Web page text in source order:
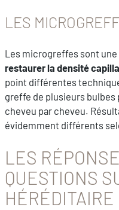
LES
Les microgreffes sont
restaurer la densité
point différentes
greffe de plusieurs bulbes
cheveu par cheveu.
évidemment différents
LES
QUESTIONS
HÉRÉDITAIRE